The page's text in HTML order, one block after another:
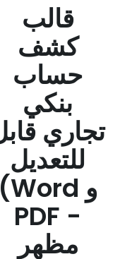
قالب
كشف
حساب
بنكي
تجاري
للتعديل
(Word و
PDF -
مظهر